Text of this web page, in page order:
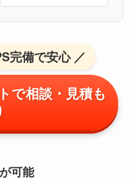
完備で安心 ／
で相談・見積も
可能